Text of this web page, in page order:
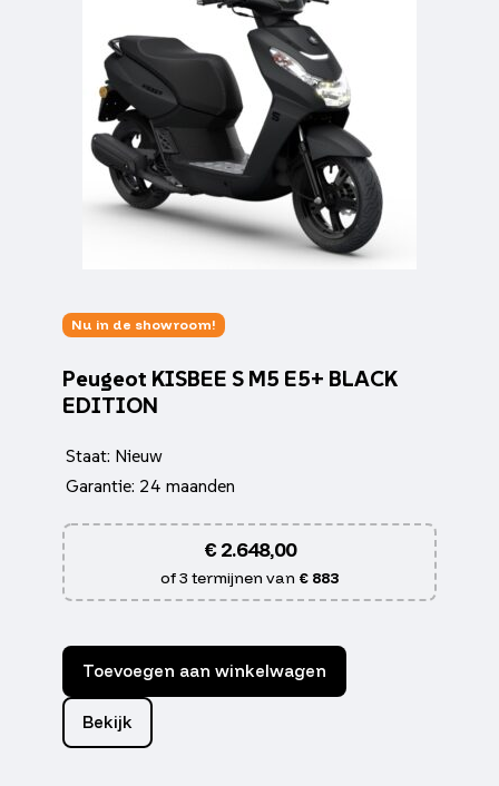
Nu in de showroom!
Peugeot KISBEE S M5 E5+ BLACK
EDITION
Staat: Nieuw
Garantie: 24 maanden
€2.648,00
of 3 termijnen van € 883
Toevoegen aan winkelwagen
Bekijk